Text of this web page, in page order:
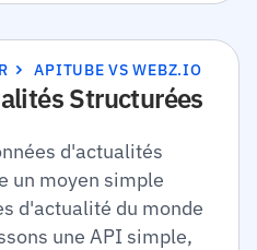
APITUBE VS WEBZ.IO
Structurées
d'actualités
un moyen simple
d'actualité du monde
une API simple,